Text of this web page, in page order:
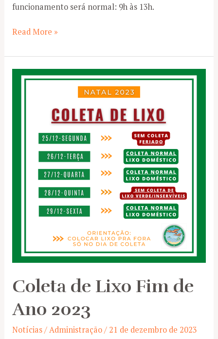
funcionamento será normal: 9h às 13h.
Administração
expediente
nos
dias
Read More »
Coleta de Lixo Fim de
Ano 2023
Notícias/Administração/ 21 de dezembro de 2023